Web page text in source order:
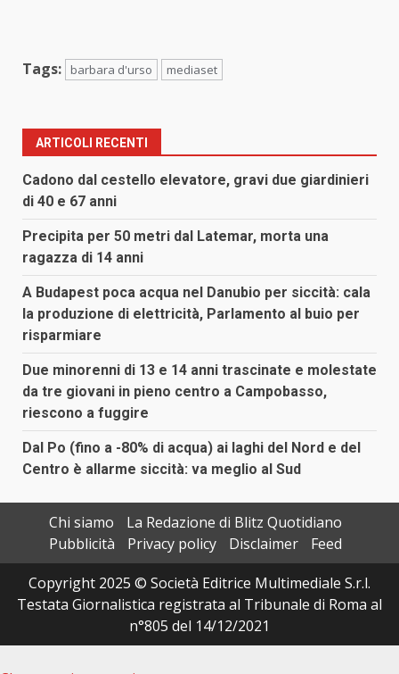
Tags: barbara d'urso mediaset
ARTICOLI RECENTI
Cadono dal cestello elevatore, gravi due giardinieri
di 40 e 67 anni
Precipita per 50 metri dal Latemar, morta una
ragazza di 14 anni
A Budapest poca acqua nel Danubio per siccità: cala
la produzione di elettricità, Parlamento al buio per
risparmiare
Due minorenni di 13 e 14 anni trascinate e molestate
da tre giovani in pieno centro a Campobasso,
riescono a fuggire
Dal Po (fino a -80% di acqua) ai laghi del Nord e del
Centro è allarme siccità: va meglio al Sud
Chi siamo
La Redazione di Blitz Quotidiano
Pubblicità
Privacy policy Disclaimer
Feed
Copyright 2025 © Società Editrice Multimediale S.r.l.
Testata Giornalistica registrata al Tribunale di Roma al
n°805 del 14/12/2021